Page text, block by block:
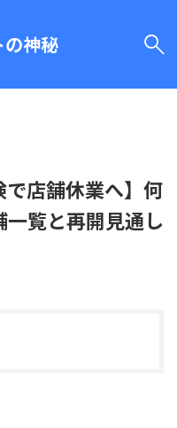
神秘
で店舗休業へ】何
覧と再開見通し